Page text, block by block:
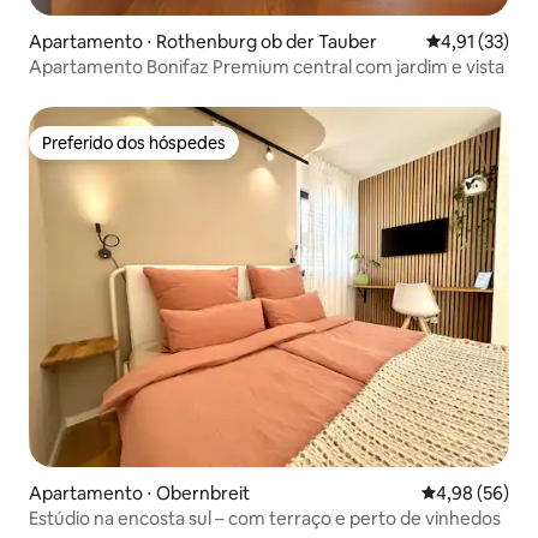
Apartamento ⋅ Rothenburg ob der Tauber 4,91 de uma
4,91 (33)
Apartamento Bonifaz Premium central com jardim e vista
Preferido dos hóspedes
Preferido dos hóspedes
Apartamento ⋅ Obernbreit 4,98 de uma
4,98 (56)
Estúdio na encosta sul – com terraço e perto de vinhedos